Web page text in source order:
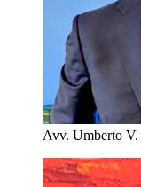
Avv. Umberto V.